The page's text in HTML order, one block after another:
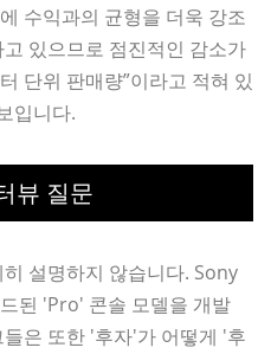
수익과의 균형을 더욱 강조
있으므로 점진적인 감소가
단위 판매량”이라고 적혀 있
입니다.
뷰 질문
설명하지 않습니다. Sony
된 'Pro' 콘솔 모델을 개발
은 또한 '후자'가 어떻게 '후